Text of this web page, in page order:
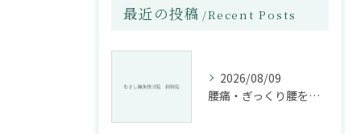
最近の投稿 Recent Posts
2026/08/09
腰痛・ぎっくり腰を根本改善する施術法とは